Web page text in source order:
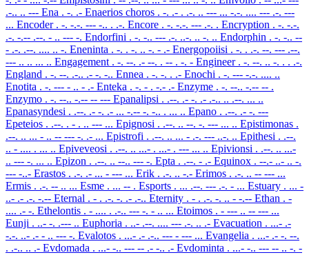
.-.. .. --- Ena . -. .- Enaerios choros . -. .- . .-. .. --- ... -.-. .... --- .-. ---
... Encoder . -. -.-. --- -.. . .-. Encore . -. -.-. --- .-. . Encryption . -. -.-.
.-. -.-- .--. - .. --- -. Endorfini . -. -.. --- .-. ..-. .. -. .. Endorphin . -. -.. --
- .-. .--. .... .. -. Eneninta . -. . -. .. -. - .- Energopoiisi . -. . .-. --. --- .--.
--- .. .. ... .. Engagement . -. --. .- --. . -- . -. - Engineer . -. --. .. -. . . .-.
England . -. --. .-.. .- -. -.. Ennea . -. -. . .- Enochi . -. --- -.-. .... ..
Enotita . -. --- - .. - .- Enteka . -. - . -.- .- Enzyme . -. --.. -.-- -- .
Enzymo . -. --.. -.-- -- --- Epanalipsi . .--. .- -. .- .-.. .. .--. ... ..
Epanasyndesi . .--. .- -. .- ... -.-- -. -.. . ... .. Epano . .--. .- -. ---
Epeteios . .--. . - . .. --- ... Epignosi . .--. .. --. -. --- ... .. Epistimonas .
.--. .. ... - .. -- --- -. .- ... Epistrofi . .--. .. ... - .-. --- ..-. .. Epithesi . .--.
.. - .... . ... .. Epiveveosi . .--. .. ...- . ...- . --- ... .. Epivionsi . .--. .. ...-
.. --- -. ... .. Epizon . .--. .. --.. --- -. Epta . .--. - .- Equinox . --.- ..- .. -.
--- -..- Erastos . .-. .- ... - --- ... Erik . .-. .. -.- Erimos . .-. .. -- --- ...
Ermis . .-. -- .. ... Esme . ... -- . Esports . ... .--. --- .-. - ... Estuary . ... -
..- .- .-. -.-- Eternal . - . .-. -. .- .-.. Eternity . - . .-. -. .. - -.-- Ethan . -
.... .- -. Ethelontis . - .... . .-.. --- -. - .. ... Etoimos . - --- .. -- --- ...
Eunji . ..- -. .--- .. Euphoria . ..- .--. .... --- .-. .. .- Evacuation . ...- .-
-.-. ..- .- - .. --- -. Evalotos . ...- .- .-.. --- - --- ... Evangelia . ...- .- -. --.
. .-.. .. .- Evdomada . ...- -.. --- -- .- -.. .- Evdominta . ...- -.. --- -- .. -. -